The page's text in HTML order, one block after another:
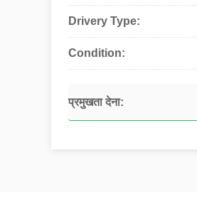
Drivery Type:
Condition:
प्रमुखता देना: